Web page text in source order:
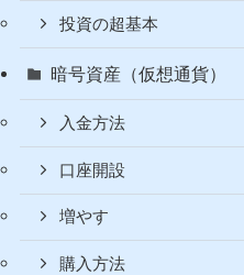
投資の超基本
暗号資産（仮想通貨）
入金方法
口座開設
増やす
購入方法